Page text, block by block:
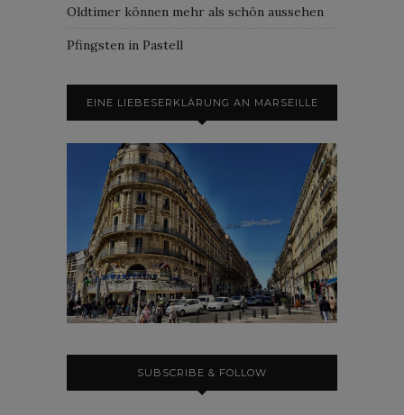
Oldtimer können mehr als schön aussehen
Pfingsten in Pastell
EINE LIEBESERKLÄRUNG AN MARSEILLE
SUBSCRIBE & FOLLOW